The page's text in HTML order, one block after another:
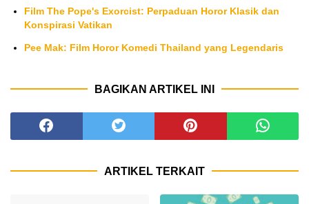
Film The Pope's Exorcist: Perpaduan Horor Klasik dan
Konspirasi Vatikan
Pee Mak: Film Horor Komedi Thailand yang Legendaris
BAGIKAN ARTIKEL INI
ARTIKEL TERKAIT